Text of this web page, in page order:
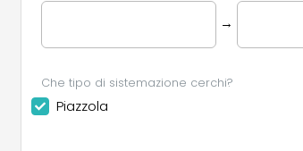
→
Che tipo di sistemazione cerchi?
Piazzola